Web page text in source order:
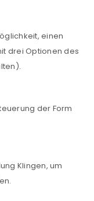
einen
drei Optionen des
der Form
Klingen, um